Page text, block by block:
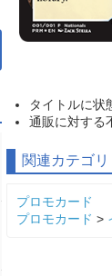
タイトルに状
通販に対する
関連カテゴリ
プロモカード
プロモカード >